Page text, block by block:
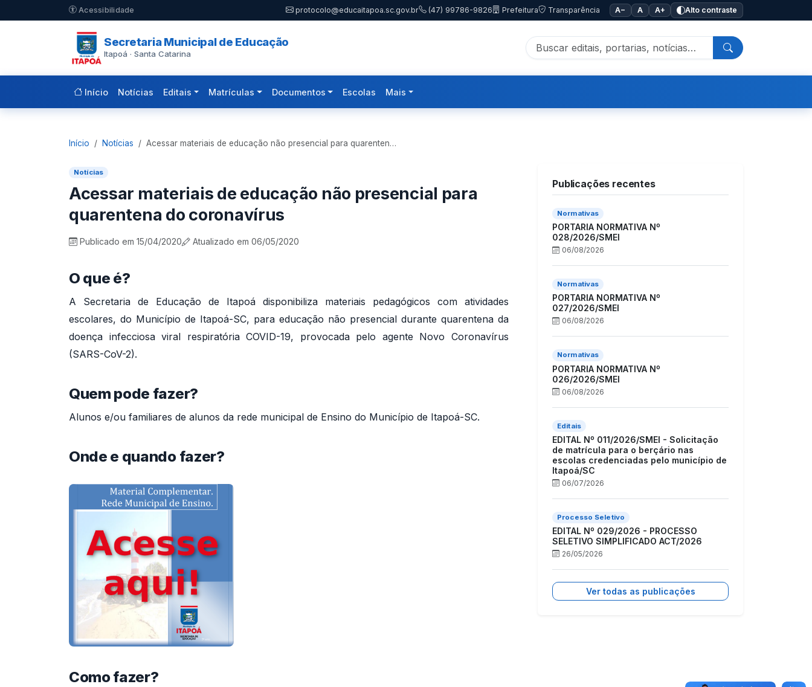
Pular para o conteúdo principal
Acessibilidade protocolo@educaitapoa.sc.gov.br (47) 99786-9826 Prefeitura Transparência A− A A+ Alto contraste
Secretaria Municipal de Educação
Itapoá · Santa Catarina
Início Notícias Editais Matrículas Documentos Escolas Mais
Início Notícias Acessar materiais de educação não presencial para quarenten…
Notícias
Acessar materiais de educação não presencial para
quarentena do coronavírus
Publicado em 15/04/2020 Atualizado em 06/05/2020
O que é?
A Secretaria de Educação de Itapoá disponibiliza materiais pedagógicos com atividades
escolares, do Município de Itapoá-SC, para educação não presencial durante quarentena da
doença infecciosa viral respiratória COVID-19, provocada pelo agente Novo Coronavírus
(SARS-CoV-2).
Quem pode fazer?
Alunos e/ou familiares de alunos da rede municipal de Ensino do Município de Itapoá-SC.
Onde e quando fazer?
Como fazer?
Publicações recentes
Normativas
PORTARIA NORMATIVA Nº
028/2026/SMEI
06/08/2026
Normativas
PORTARIA NORMATIVA Nº
027/2026/SMEI
06/08/2026
Normativas
PORTARIA NORMATIVA Nº
026/2026/SMEI
06/08/2026
Editais
EDITAL Nº 011/2026/SMEI - Solicitação
de matrícula para o berçário nas
escolas credenciadas pelo município de
Itapoá/SC
06/07/2026
Processo Seletivo
EDITAL Nº 029/2026 - PROCESSO
SELETIVO SIMPLIFICADO ACT/2026
26/05/2026
Ver todas as publicações